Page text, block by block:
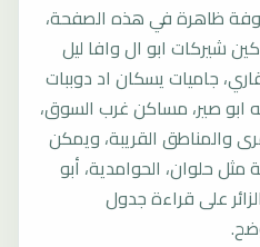
ظاهرة في هذه الصفحة،
شيركات ابو ال وافا ليل
جاميات يسكان اد دوببات
ابو صير، مساكن غرب السوق،
والمناطق القريبة، ويمكن
حلوان، الحوامدية، أبو
على قراءة جدول